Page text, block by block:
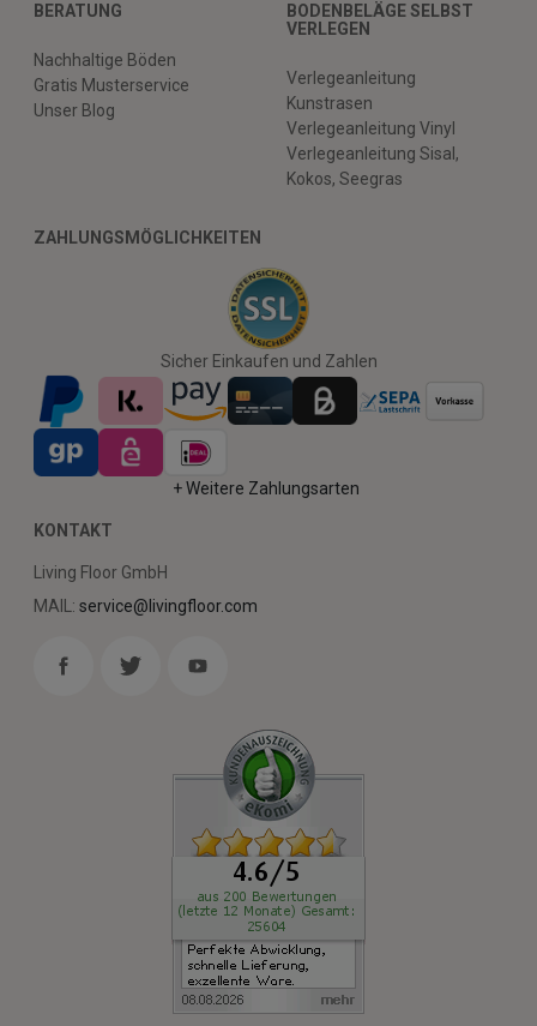
BERATUNG
Nachhaltige Böden
Gratis Musterservice
Unser Blog
BODENBELÄGE SELBST
VERLEGEN
Verlegeanleitung
Kunstrasen
Verlegeanleitung Vinyl
Verlegeanleitung Sisal,
Kokos, Seegras
ZAHLUNGSMÖGLICHKEITEN
Sicher Einkaufen und Zahlen
+ Weitere Zahlungsarten
KONTAKT
Living Floor GmbH
MAIL: service@livingfloor.com